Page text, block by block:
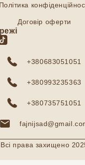
Політика
Договір оферти
+380683051051
+380993235363
+380735751051
Всі права захищено